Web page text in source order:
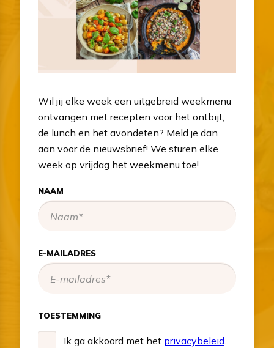
Wil jij elke week een uitgebreid weekmenu
ontvangen met recepten voor het ontbijt,
de lunch en het avondeten? Meld je dan
aan voor de nieuwsbrief! We sturen elke
week op vrijdag het weekmenu toe!
NAAM
E-MAILADRES
TOESTEMMING
Ik ga akkoord met het privacybeleid.